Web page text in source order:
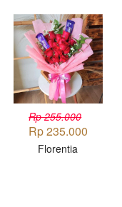
Rp 255.000
Rp 235.000
Florentia